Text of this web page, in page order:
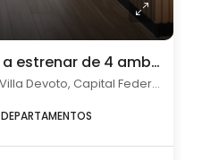
Venta departamento a estrenar de 4 ambientes con cochera en Villa Devoto
Llavallol 3762, Villa Devoto, Villa Devoto, Capital Federal
DEPARTAMENTOS